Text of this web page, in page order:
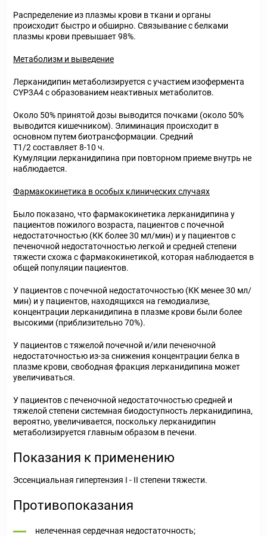
Распределение из плазмы крови в ткани и органы
происходит быстро и обширно. Связывание с белками
плазмы крови превышает 98%.
Метаболизм и выведение
Лерканидипин метаболизируется с участием изофермента
CYP3A4 с образованием неактивных метаболитов.
Около 50% принятой дозы выводится почками (около 50%
выводится кишечником). Элиминация происходит в
основном путем биотрансформации. Средний
T1/2 составляет 8-10 ч.
Кумуляции лерканидипина при повторном приеме внутрь не
наблюдается.
Фармакокинетика в особых клинических случаях
Было показано, что фармакокинетика лерканидипина у
пациентов пожилого возраста, пациентов с почечной
недостаточностью (КК более 30 мл/мин) и у пациентов с
печеночной недостаточностью легкой и средней степени
тяжести схожа с фармакокинетикой, которая наблюдается в
общей популяции пациентов.
У пациентов с почечной недостаточностью (КК менее 30 мл/
мин) и у пациентов, находящихся на гемодиализе,
концентрации лерканидипина в плазме крови были более
высокими (приблизительно 70%).
У пациентов с тяжелой почечной и/или печеночной
недостаточностью из-за снижения концентрации белка в
плазме крови, свободная фракция лерканидипина может
увеличиваться.
У пациентов с печеночной недостаточностью средней и
тяжелой степени системная биодоступность лерканидипина,
вероятно, увеличивается, поскольку лерканидипин
метаболизируется главным образом в печени.
Показания к применению
Эссенциальная гипертензия I - II степени тяжести.
Противопоказания
нелеченная сердечная недостаточность;